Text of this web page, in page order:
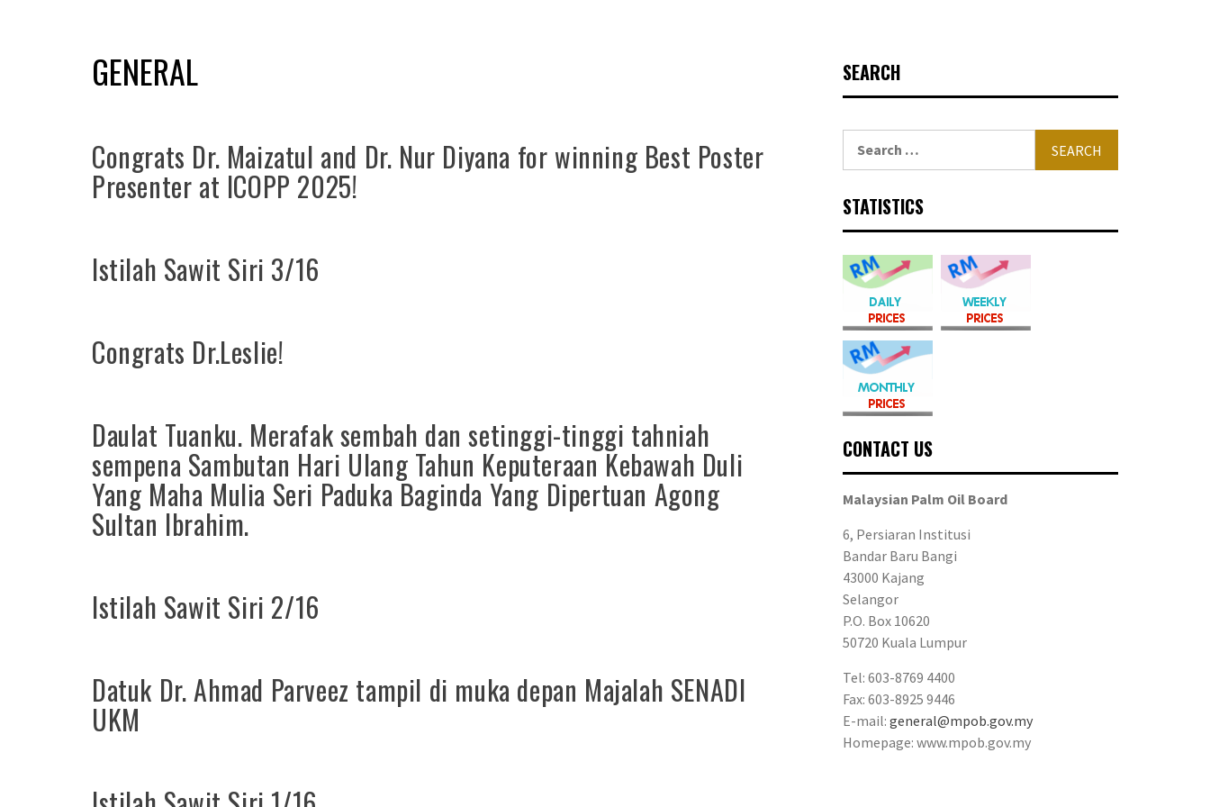
GENERAL
Congrats Dr. Maizatul and Dr. Nur Diyana for winning Best Poster
Presenter at ICOPP 2025!
Istilah Sawit Siri 3/16
Congrats Dr.Leslie!
Daulat Tuanku. Merafak sembah dan setinggi-tinggi tahniah
sempena Sambutan Hari Ulang Tahun Keputeraan Kebawah Duli
Yang Maha Mulia Seri Paduka Baginda Yang Dipertuan Agong
Sultan Ibrahim.
Istilah Sawit Siri 2/16
Datuk Dr. Ahmad Parveez tampil di muka depan Majalah SENADI
UKM
SEARCH
STATISTICS
CONTACT US
Malaysian Palm Oil Board
6, Persiaran Institusi
Bandar Baru Bangi
43000 Kajang
Selangor
P.O. Box 10620
50720 Kuala Lumpur
Tel: 603-8769 4400
Fax: 603-8925 9446
E-mail: general@mpob.gov.my
Homepage: www.mpob.gov.my